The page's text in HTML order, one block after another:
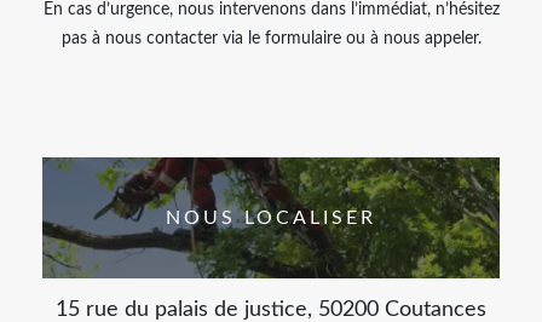
En cas d’urgence, nous intervenons dans l’immédiat, n’hésitez
pas à nous contacter via le formulaire ou à nous appeler.
NOUS LOCALISER
15 rue du palais de justice, 50200 Coutances